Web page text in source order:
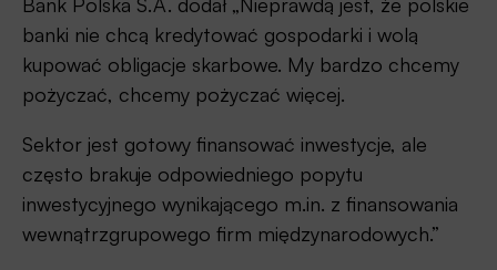
banki nie chcą kredytować gospodarki i wolą
kupować obligacje skarbowe. My bardzo chcemy
pożyczać, chcemy pożyczać więcej.
Sektor jest gotowy finansować inwestycje, ale
często brakuje odpowiedniego popytu
inwestycyjnego wynikającego m.in. z finansowania
wewnątrzgrupowego firm międzynarodowych.”